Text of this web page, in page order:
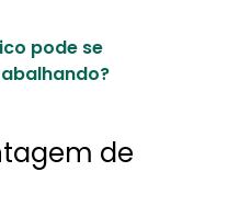
pode se
de